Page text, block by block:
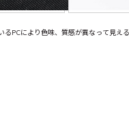
PCにより色味、質感が異なって見える